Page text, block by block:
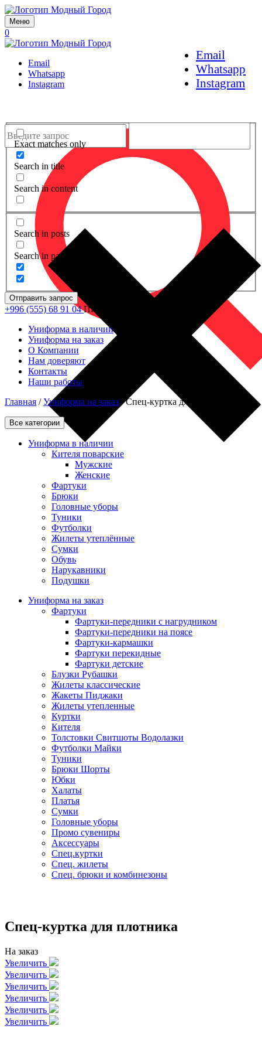
Меню
0
Email
Whatsapp
Instagram
Email
Whatsapp
Instagram
Exact matches only
Search in title
Search in content
Search in posts
Search in pages
Отправить запрос
+996 (555) 68 91 04ПН - ПТ: 09.00 - 18.00
Униформа в наличии
Униформа на заказ
О Компании
Нам доверяют
Контакты
Наши работы
Главная /Униформа на заказ /Спец-куртка для плотника
Все категории
Униформа в наличии
Кителя поварские
Мужские
Женские
Фартуки
Брюки
Головные уборы
Туники
Футболки
Жилеты утеплённые
Сумки
Обувь
Нарукавники
Подушки
Униформа на заказ
Фартуки
Фартуки-передники с нагрудником
Фартуки-передники на поясе
Фартуки-кармашки
Фартуки перекидные
Фартуки детские
Блузки Рубашки
Жилеты классические
Жакеты Пиджаки
Жилеты утепленные
Куртки
Кителя
Толстовки Свитшоты Водолазки
Футболки Майки
Туники
Брюки Шорты
Юбки
Халаты
Платья
Сумки
Головные уборы
Промо сувениры
Аксессуары
Спец.куртки
Спец. жилеты
Спец. брюки и комбинезоны
Спец-куртка для плотника
На заказ
Увеличить
Увеличить
Увеличить
Увеличить
Увеличить
Увеличить